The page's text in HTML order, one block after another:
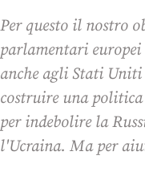
Per questo il nostro
parlamentari
anche agli Stati Uniti
costruire una
per indebolire la
l'Ucraina. Ma per